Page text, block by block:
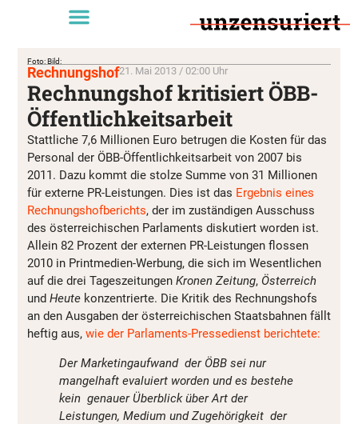
Foto: Bild:
Rechnungshof21. Mai 2013 / 02:00 Uhr
Rechnungshof kritisiert ÖBB-
Öffentlichkeitsarbeit
Stattliche 7,6 Millionen Euro betrugen die Kosten für das
Personal der ÖBB-Öffentlichkeitsarbeit von 2007 bis
2011. Dazu kommt die stolze Summe von 31 Millionen
für externe PR-Leistungen. Dies ist das Ergebnis eines
Rechnungshofberichts, der im zuständigen Ausschuss
des österreichischen Parlaments diskutiert worden ist.
Allein 82 Prozent der externen PR-Leistungen flossen
2010 in Printmedien-Werbung, die sich im Wesentlichen
auf die drei Tageszeitungen Kronen Zeitung, Österreich
und Heute konzentrierte. Die Kritik des Rechnungshofs
an den Ausgaben der österreichischen Staatsbahnen fällt
heftig aus, wie der Parlaments-Pressedienst berichtete:
Der Marketingaufwand der ÖBB sei nur
mangelhaft evaluiert worden und es bestehe
kein genauer Überblick über Art der
Leistungen, Medium und Zugehörigkeit der